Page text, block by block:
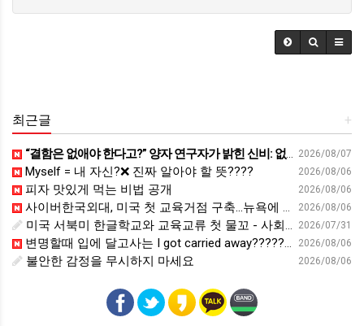
+
최근글
2026/08/07
“결함은 없애야 한다고?” 양자 연구자가 밝힌 신비: 없애려던 흠이 무기가 되는 방법 | 이정현 KIST 양자기술연구단 선임연구원 | 양자 컴퓨터 인생 | 세바시 2121회
2026/08/06
Myself = 내 자신?❌ 진짜 알아야 할 뜻????
2026/08/06
피자 맛있게 먹는 비법 공개
2026/08/06
사이버한국외대, 미국 첫 교육거점 구축…뉴욕에 미주글로벌센터 개소 - 재외동포신문
2026/07/31
미국 서북미 한글학교와 교육교류 첫 물꼬 - 사회적경제뉴스
2026/08/06
변명할때 입에 달고사는 I got carried away????????
2026/08/06
불안한 감정을 무시하지 마세요